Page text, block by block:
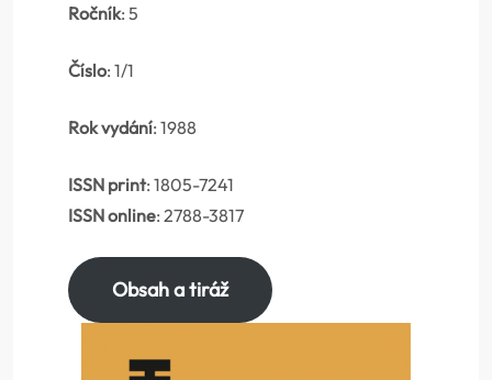
Ročník: 5
Číslo: 1/1
Rok vydání: 1988
ISSN print: 1805-7241
ISSN online: 2788-3817
Obsah a tiráž